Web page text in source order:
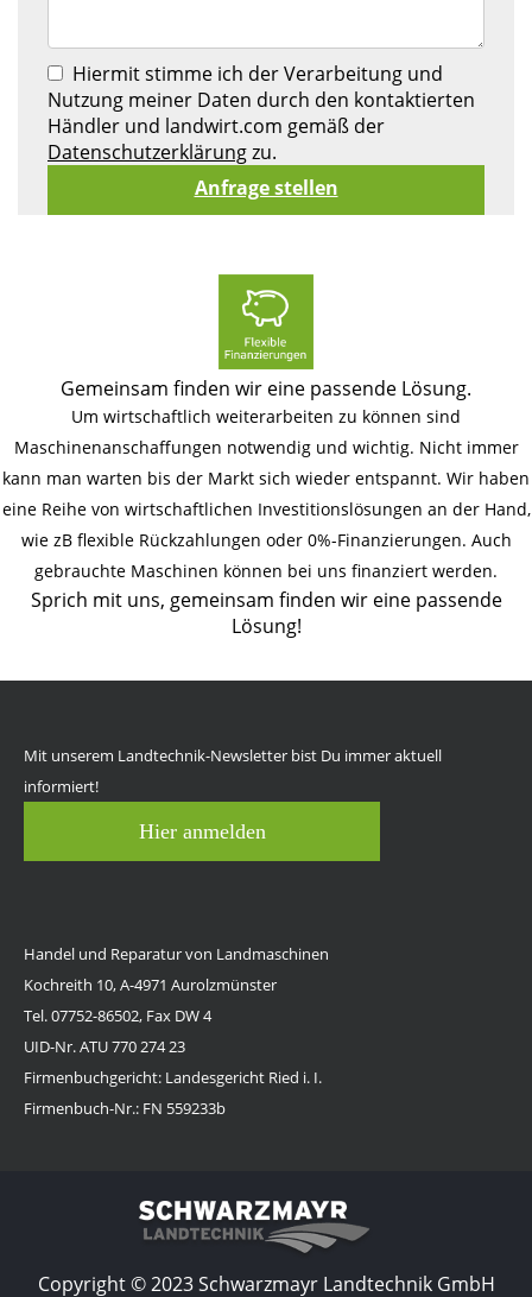
Hiermit stimme ich der Verarbeitung und
Nutzung meiner Daten durch den kontaktierten
Händler und landwirt.com gemäß der
Datenschutzerklärungzu.
Gemeinsam finden wir eine passende Lösung.
Um wirtschaftlich weiterarbeiten zu können sind
Maschinenanschaffungen notwendig und wichtig. Nicht immer
kann man warten bis der Markt sich wieder entspannt. Wir haben
eine Reihe von wirtschaftlichen Investitionslösungen an der Hand,
wie zB flexible Rückzahlungen oder 0%-Finanzierungen. Auch
gebrauchte Maschinen können bei uns finanziert werden.
Sprich mit uns, gemeinsam finden wir eine passende
Lösung!
Mit unserem Landtechnik-Newsletter bist Du immer aktuell
informiert!
Hier anmelden
Handel und Reparatur von Landmaschinen
Kochreith 10, A-4971 Aurolzmünster
Tel. 07752-86502, Fax DW 4
UID-Nr. ATU 770 274 23
Firmenbuchgericht: Landesgericht Ried i. I.
Firmenbuch-Nr.: FN 559233b
Copyright © 2023 Schwarzmayr Landtechnik GmbH